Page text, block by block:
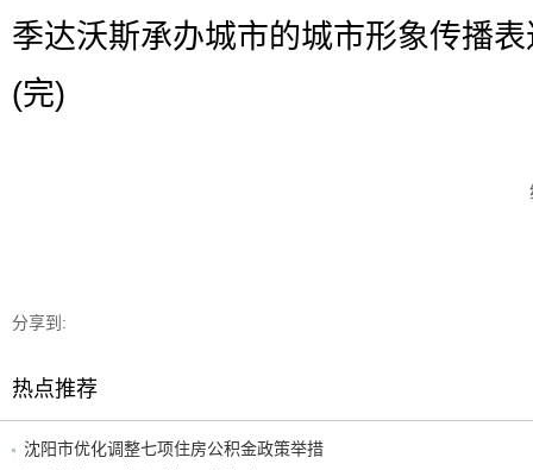
季达沃斯承办城市的城市形象传播
(完)
分享到:
热点推荐
沈阳市优化调整七项住房公积金政策举措